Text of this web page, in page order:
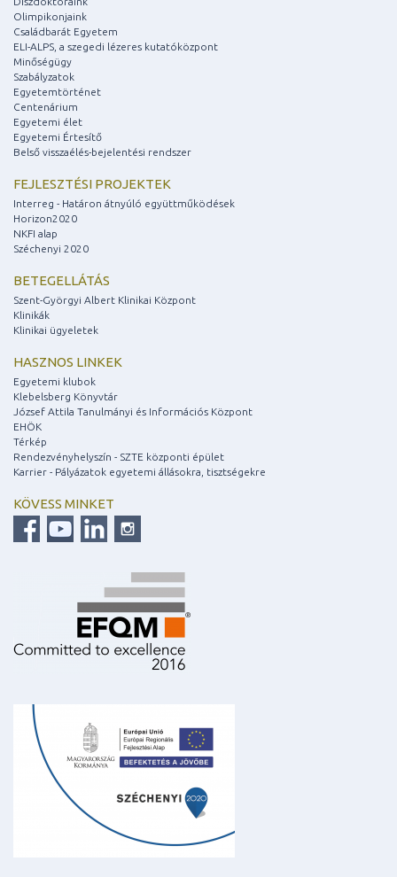
Olimpikonjaink
Családbarát Egyetem
ELI-ALPS, a szegedi lézeres kutatóközpont
Minőségügy
Szabályzatok
Egyetemtörténet
Centenárium
Egyetemi élet
Egyetemi Értesítő
Belső visszaélés-bejelentési rendszer
FEJLESZTÉSI PROJEKTEK
Interreg - Határon átnyúló együttműködések
Horizon2020
NKFI alap
Széchenyi 2020
BETEGELLÁTÁS
Szent-Györgyi Albert Klinikai Központ
Klinikák
Klinikai ügyeletek
HASZNOS LINKEK
Egyetemi klubok
Klebelsberg Könyvtár
József Attila Tanulmányi és Információs Központ
EHÖK
Térkép
Rendezvényhelyszín - SZTE központi épület
Karrier - Pályázatok egyetemi állásokra, tisztségekre
KÖVESS MINKET